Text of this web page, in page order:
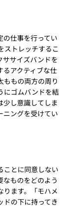
の仕事を行ってい
ストレッチするこ
ササイズバンドを
るアクティブな仕
ももの両方の周り
にゴムバンドを結
少し意識してしま
ニングを受けてい
ことに同意しない
なものをどのよう
ります。「モハメ
ドの下に持ってき